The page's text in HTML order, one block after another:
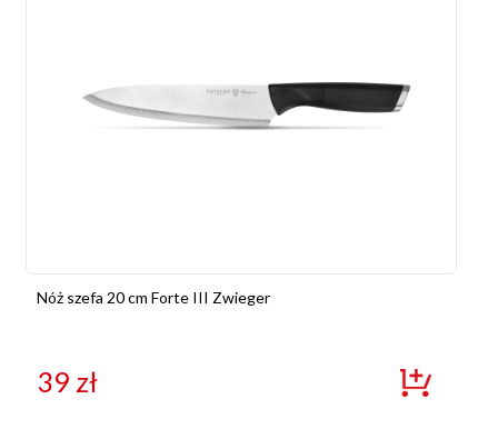
Nóż szefa 20 cm Forte III Zwieger
39 zł